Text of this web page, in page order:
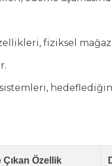
fiziksel
Çıkan Özellik